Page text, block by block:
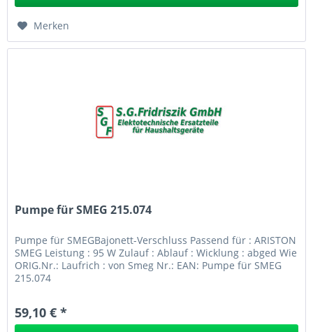
Merken
Pumpe für SMEG 215.074
Pumpe für SMEGBajonett-Verschluss Passend für : ARISTON
SMEG Leistung : 95 W Zulauf : Ablauf : Wicklung : abged Wie
ORIG.Nr.: Laufrich : von Smeg Nr.: EAN: Pumpe für SMEG
215.074
59,10 € *